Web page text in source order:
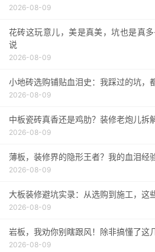
2026-08-09
花砖这玩意儿，美是真美，坑也是真
说
2026-08-09
小地砖选购铺贴血泪史：我踩过的坑，
2026-08-09
中板瓷砖真香还是鸡肋？装修老炮儿拆
2026-08-09
薄板，装修界的隐形王者？我的血泪经
2026-08-09
大板装修避坑实录：从选购到施工，这
2026-08-09
岩板，我劝你别瞎跟风！除非搞懂了这
2026-08-09